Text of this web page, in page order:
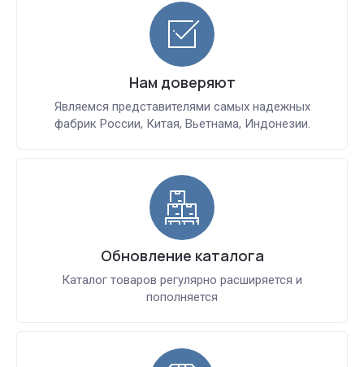
Нам доверяют
Являемся представителями самых надежных
фабрик России, Китая, Вьетнама, Индонезии.
Обновление каталога
Каталог товаров регулярно расширяется и
пополняется